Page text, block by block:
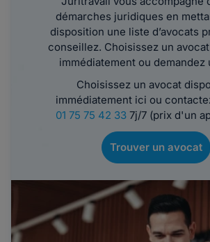
démarches juridiques en
disposition une liste d’avocats
conseillez. Choisissez un
immédiatement ou demandez
Choisissez un avocat
immédiatement ici ou
01 75 75 42 337j/7 (prix d'un
Trouver un avocat